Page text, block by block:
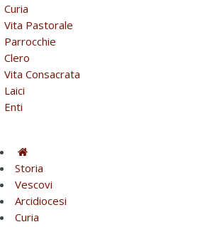
Curia
Vita Pastorale
Parrocchie
Clero
Vita Consacrata
Laici
Enti
Storia
Vescovi
Arcidiocesi
Curia